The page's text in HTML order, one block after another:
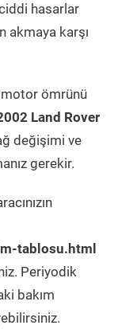
hasarlar
akmaya karşı
motor ömrünü
Land Rover
değişimi ve
gerekir.
tablosu.html
Periyodik
bakım